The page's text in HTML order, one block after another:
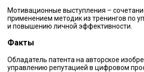
Мотивационные выступления –
применением методик из тренингов по
и повышению личной эффективности.
Факты
Обладатель патента на авторское
управлению репутацией в цифровом